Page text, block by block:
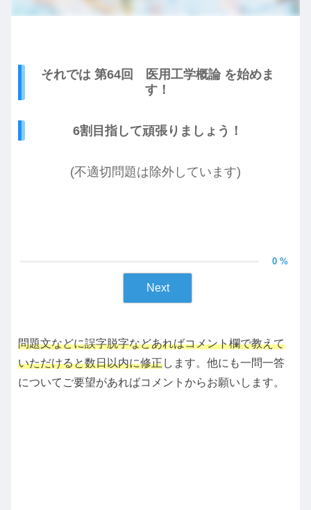
それでは 第64回 医用工学概論 を始めま
す！
6割目指して頑張りましょう！
(不適切問題は除外しています)
0 %
Next
問題文などに誤字脱字などあればコメント欄で教えて
いただけると数日以内に修正します。他にも一問一答
についてご要望があればコメントからお願いします。